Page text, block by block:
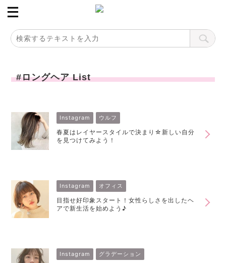
#ロングヘア List
Instagram ウルフ
春夏はレイヤースタイルで決まり☆新しい自分
を見つけてみよう！
Instagram オフィス
目指せ好印象スタート！女性らしさを出したヘ
アで新生活を始めよう♪
Instagram グラデーション